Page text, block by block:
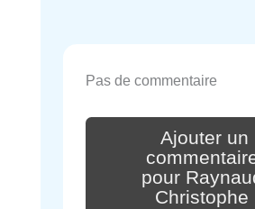
Pas de commentaire
Ajouter un
pour
Christophe